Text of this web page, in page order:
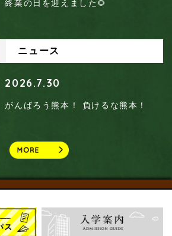
終業の日を迎えました🌻
ニュース
2026.7.30
がんばろう熊本！ 負けるな熊本！